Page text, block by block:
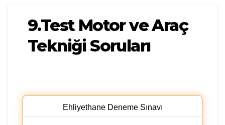
9.Test Motor ve Araç
Tekniği Soruları
Ehliyethane Deneme Sınavı